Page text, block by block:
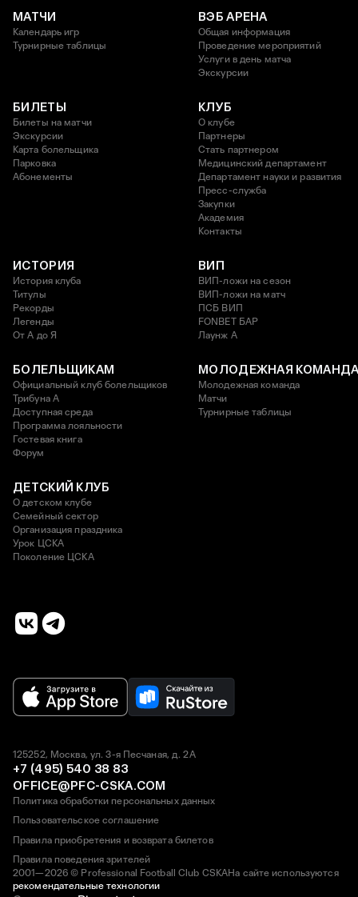
МАТЧИ
Календарь игр
Турнирные таблицы
ВЭБ АРЕНА
Общая информация
Проведение мероприятий
Услуги в день матча
Экскурсии
БИЛЕТЫ
Билеты на матчи
Экскурсии
Карта болельщика
Парковка
Абонементы
КЛУБ
О клубе
Партнеры
Стать партнером
Медицинский департамент
Департамент науки и развития
Пресс-служба
Закупки
Академия
Контакты
ИСТОРИЯ
История клуба
Титулы
Рекорды
Легенды
От А до Я
ВИП
ВИП-ложи на сезон
ВИП-ложи на матч
ПСБ ВИП
FONBET БАР
Лаунж A
БОЛЕЛЬЩИКАМ
Официальный клуб болельщиков
Трибуна А
Доступная среда
Программа лояльности
Гостевая книга
Форум
МОЛОДЕЖНАЯ
Молодежная команда
Матчи
Турнирные таблицы
ДЕТСКИЙ КЛУБ
О детском клубе
Семейный сектор
Организация праздника
Урок ЦСКА
Поколение ЦСКА
2001—2026 © Professional Football Club CSKAНа сайте используются
рекомендательные технологии
125252, Москва, ул. 3-я Песчаная, д. 2А
+7 (495) 540 38 83
OFFICE@PFC-CSKA.COM
Политика обработки персональных данных
Пользовательское соглашение
Правила приобретения и возврата билетов
Правила поведения зрителей